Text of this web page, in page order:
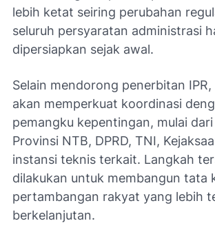
lebih ketat seiring perubahan
seluruh persyaratan administrasi
dipersiapkan sejak awal.
Selain mendorong penerbitan IPR,
akan memperkuat koordinasi
pemangku kepentingan, mulai
Provinsi NTB, DPRD, TNI,
instansi teknis terkait. Langkah
dilakukan untuk membangun tata
pertambangan rakyat yang lebih
berkelanjutan.